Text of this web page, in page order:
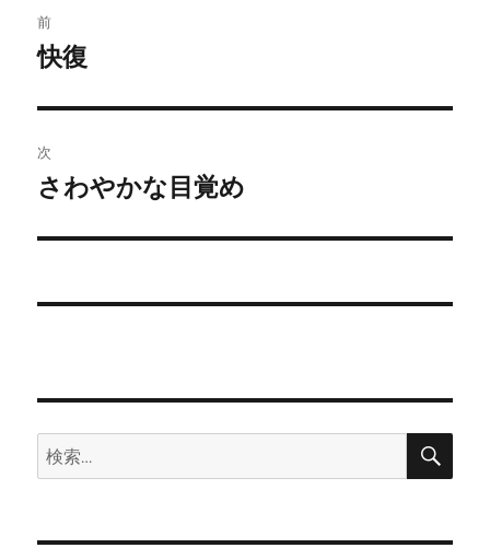
稿
ビ
ゲ
ー
前
前
投
稿:
快復
次
次
投
さわやかな目覚め
検
索:
検